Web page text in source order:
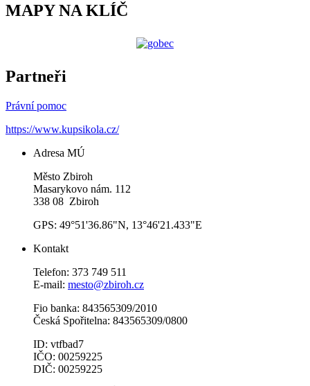
MAPY NA KLÍČ
Partneři
Právní pomoc
https://www.kupsikola.cz/
Adresa MÚ
Město Zbiroh
Masarykovo nám. 112
338 08 Zbiroh
GPS: 49°51'36.86"N, 13°46'21.433"E
Kontakt
Telefon: 373 749 511
E-mail: mesto@zbiroh.cz
Fio banka: 843565309/2010
Česká Spořitelna: 843565309/0800
ID: vtfbad7
IČO: 00259225
DIČ: 00259225